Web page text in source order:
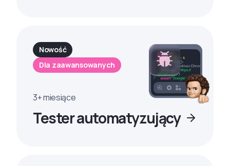
Nowość
Dla zaawansowanych
3+ miesiące
Tester automatyzujący